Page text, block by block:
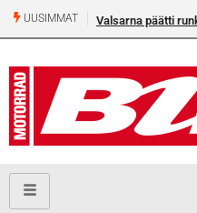
UUSIMMAT Valsarna päätti